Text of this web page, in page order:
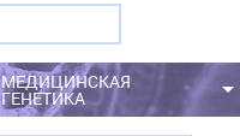
МЕДИЦИНСКАЯ
ГЕНЕТИКА